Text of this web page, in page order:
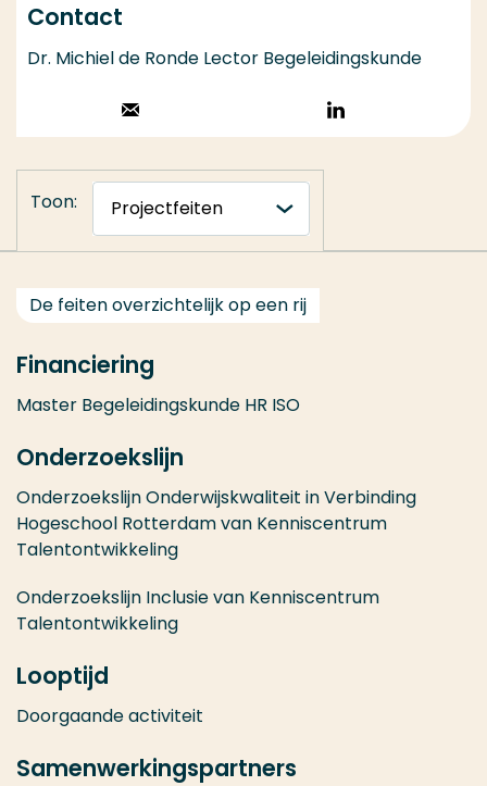
Contact
Dr. Michiel de Ronde Lector Begeleidingskunde
Stuur een email
Volg op
LinkedIn
Toon:
De feiten overzichtelijk op een rij
Financiering
Master Begeleidingskunde HR ISO
Onderzoekslijn
Onderzoekslijn Onderwijskwaliteit in Verbinding
Hogeschool Rotterdam van Kenniscentrum
Talentontwikkeling
Onderzoekslijn Inclusie van Kenniscentrum
Talentontwikkeling
Looptijd
Doorgaande activiteit
Samenwerkingspartners